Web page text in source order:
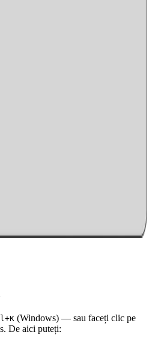
(Windows) — sau faceți clic pe
De aici puteți: